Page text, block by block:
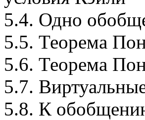
5.4. Одно
5.5. Теорема
5.6. Теорема
5.7.
5.8. К